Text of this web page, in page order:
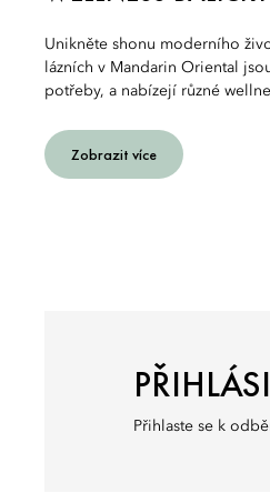
Unikněte shonu moderního
lázních v Mandarin Oriental
potřeby, a nabízejí různé
Zobrazit více
Přihlaste se k